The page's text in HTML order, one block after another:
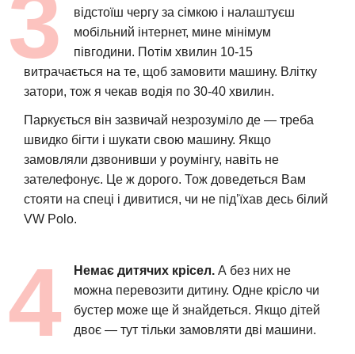
відстоїш чергу за сімкою і налаштуєш
мобільний інтернет, мине мінімум
півгодини. Потім хвилин 10-15
витрачається на те, щоб замовити машину. Влітку
затори, тож я чекав водія по 30-40 хвилин.
Паркується він зазвичай незрозуміло де — треба
швидко бігти і шукати свою машину. Якщо
замовляли дзвонивши у роумінгу, навіть не
зателефонує. Це ж дорого. Тож доведеться Вам
стояти на спеці і дивитися, чи не під’їхав десь білий
VW Polo.
Немає дитячих крісел. А без них не
можна перевозити дитину. Одне крісло чи
бустер може ще й знайдеться. Якщо дітей
двоє — тут тільки замовляти дві машини.